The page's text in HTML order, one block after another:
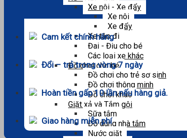
Xe nôi - Xe đẩy
Xe nôi
Xe đẩy
Xe tập đi
Đai - Địu cho bé
Các loại xe khác
Đồ chơi cho bé
Đồ chơi cho trẻ sơ sinh
Đồ chơi thông minh
Đồ chơi khác
Giặt xả và Tắm gội
Sữa tắm
Đồ dùng nhà tắm
Nước giặt
Cam kết chính hãng
Đổi – trả trong vòng 7 ngày
Hoàn tiền gấp 10 lần nếu hàng giả.
Giao hàng miễn phí